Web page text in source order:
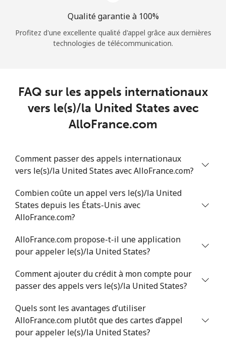
Qualité garantie à 100%
Profitez d'une excellente qualité d'appel grâce aux dernières
technologies de télécommunication.
FAQ sur les appels internationaux
vers le(s)/la United States avec
AlloFrance.com
Comment passer des appels internationaux
vers le(s)/la United States avec AlloFrance.com?
Combien coûte un appel vers le(s)/la United
States depuis les États-Unis avec
AlloFrance.com?
AlloFrance.com propose-t-il une application
pour appeler le(s)/la United States?
Comment ajouter du crédit à mon compte pour
passer des appels vers le(s)/la United States?
Quels sont les avantages d’utiliser
AlloFrance.com plutôt que des cartes d’appel
pour appeler le(s)/la United States?